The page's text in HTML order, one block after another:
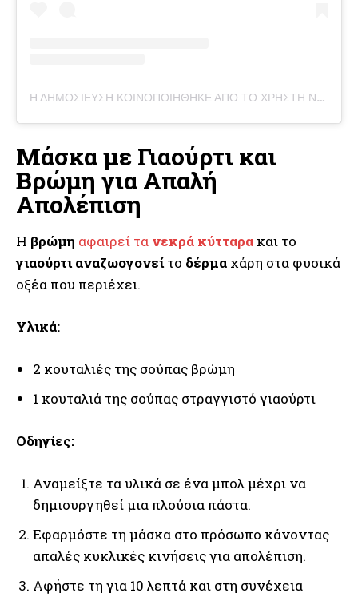
Η ΔΗΜΟΣΊΕΥΣΗ ΚΟΙΝΟΠΟΙΉΘΗΚΕ ΑΠΌ ΤΟ ΧΡΉΣΤΗ NATURAL BEAUTY & RECIPES (@HELLOGLOWBLOG)
Μάσκα με Γιαούρτι και
Βρώμη για Απαλή
Απολέπιση
Η βρώμη αφαιρεί τα νεκρά κύτταρα και το
γιαούρτι αναζωογονείτο δέρμα χάρη στα φυσικά
οξέα που περιέχει.
Υλικά:
2 κουταλιές της σούπας βρώμη
1 κουταλιά της σούπας στραγγιστό γιαούρτι
Οδηγίες:
Αναμείξτε τα υλικά σε ένα μπολ μέχρι να
δημιουργηθεί μια πλούσια πάστα.
Εφαρμόστε τη μάσκα στο πρόσωπο κάνοντας
απαλές κυκλικές κινήσεις για απολέπιση.
Αφήστε τη για 10 λεπτά και στη συνέχεια